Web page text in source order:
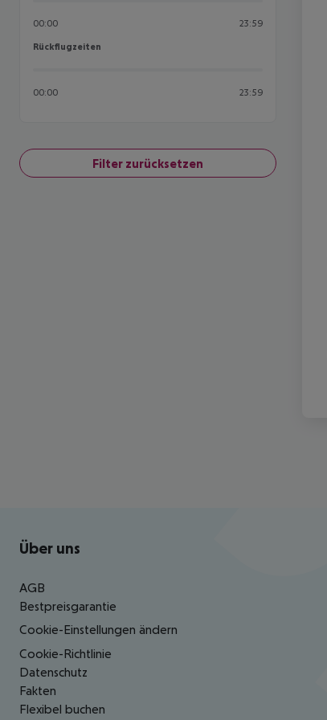
00:00 23:59
Rückflugzeiten
Rückflugzeiten
00:00 23:59
Filter zurücksetzen
Footer navigation
Über uns
AGB
Bestpreisgarantie
Cookie-Einstellungen ändern
Cookie-Richtlinie
Datenschutz
Fakten
Flexibel buchen